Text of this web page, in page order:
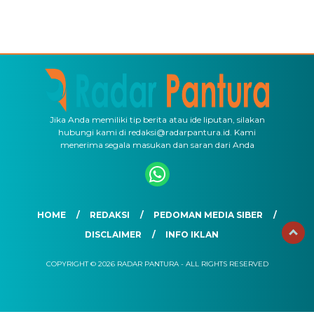
Jika Anda memiliki tip berita atau ide liputan, silakan
hubungi kami di redaksi@radarpantura.id. Kami
menerima segala masukan dan saran dari Anda
HOME REDAKSI
PEDOMAN MEDIA SIBER
DISCLAIMER
INFO IKLAN
COPYRIGHT © 2026 RADAR PANTURA - ALL RIGHTS RESERVED